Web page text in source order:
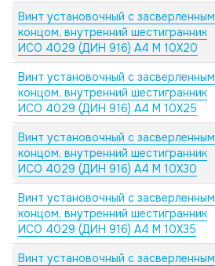
Винт установочный с засверленным
концом, внутренний шестигранник
ИСО 4029 (ДИН 916) А4 M 10X20
Винт установочный с засверленным
концом, внутренний шестигранник
ИСО 4029 (ДИН 916) А4 M 10X25
Винт установочный с засверленным
концом, внутренний шестигранник
ИСО 4029 (ДИН 916) А4 M 10X30
Винт установочный с засверленным
концом, внутренний шестигранник
ИСО 4029 (ДИН 916) А4 M 10X35
Винт установочный с засверленным